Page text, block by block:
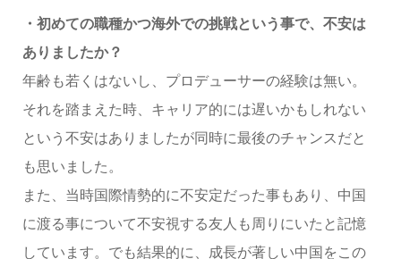
・初めての職種かつ海外での挑戦という事で、不安は
ありましたか？
年齢も若くはないし、プロデューサーの経験は無い。
それを踏まえた時、キャリア的には遅いかもしれない
という不安はありましたが同時に最後のチャンスだと
も思いました。
また、当時国際情勢的に不安定だった事もあり、中国
に渡る事について不安視する友人も周りにいたと記憶
しています。でも結果的に、成長が著しい中国をこの